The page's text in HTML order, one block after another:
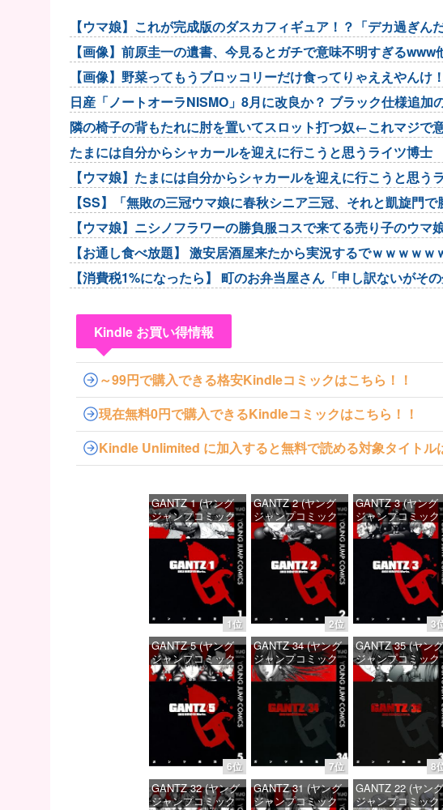
【ウマ娘】これが完成版のダスカフィギュア！？「デカ過ぎん
【画像】前原圭一の遺書、今見るとガチで意味不明すぎるwww
【画像】野菜ってもうブロッコリーだけ食ってりゃええやん
カスや
日産「ノートオーラNISMO」8月に改良か？ ブラック仕様追加
隣の椅子の背もたれに肘を置いてスロット打つ奴←これマジで
たまには自分からシャカールを迎えに行こうと思うライツ博士
【ウマ娘】たまには自分からシャカールを迎えに行こうと思う
【SS】「無敗の三冠ウマ娘に春秋シニア三冠、それと凱旋門
言した普通のトレー...
【ウマ娘】ニシノフラワーの勝負服コスで来てる売り子のウマ
【お通し食べ放題】 激安居酒屋来たから実況するでｗｗｗｗｗ
【消費税1%になったら】 町のお弁当屋さん「申し訳ないがそ
Kindle お買い得情報
～99円で購入できる格安Kindleコミックはこちら！！
現在無料0円で購入できるKindleコミックはこちら！！
Kindle Unlimited に加入すると無料で読める対象タイトル
1位
GANTZ 1 (ヤング
ジャンプコミック
スDIGITAL)
価格：¥100
2位
GANTZ 2 (ヤング
ジャンプコミック
スDIGITAL)
価格：¥100
3
GANTZ 3 (ヤング
ジャンプコミック
スDIGITAL)
価格：
6位
GANTZ 5 (ヤング
ジャンプコミック
スDIGITAL)
価格：¥100
7位
GANTZ 34 (ヤング
ジャンプコミック
スDIGITAL)
価格：¥100
8
GANTZ 35 (ヤング
ジャンプコミック
スDIGITAL)
価格：
GANTZ 32 (ヤング
ジャンプコミック
GANTZ 31 (ヤング
ジャンプコミック
GANTZ 22 (ヤング
ジャンプコミック